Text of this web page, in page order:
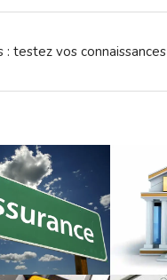
: testez vos connaissances